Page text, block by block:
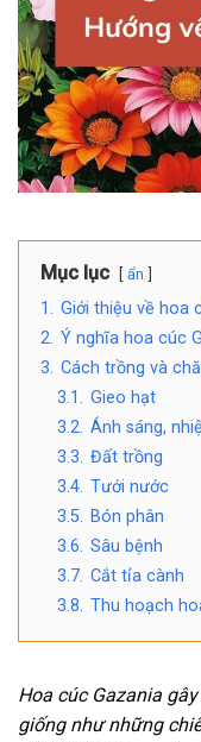
Mục lục ẩn
1. Giới thiệu về hoa
2. Ý nghĩa hoa cúc
3. Cách trồng và
3.1. Gieo hạt
3.2. Ánh sáng,
3.3. Đất trồng
3.4. Tưới nước
3.5. Bón phân
3.6. Sâu bệnh
3.7. Cắt tỉa cành
3.8. Thu hoạch
Hoa cúc Gazania
giống như những